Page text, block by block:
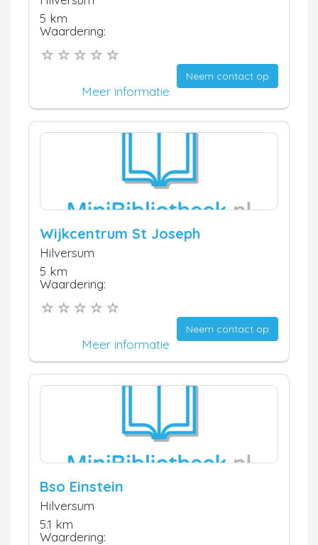
5 km
Waardering:
Neem contact op
Meer informatie
Wijkcentrum St Joseph
Hilversum
5 km
Waardering:
Neem contact op
Meer informatie
Bso Einstein
Hilversum
5.1 km
Waardering: